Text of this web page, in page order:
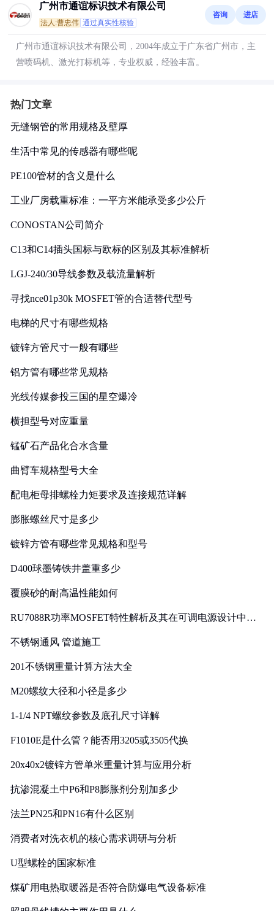
广州市通谊标识技术有限公司
法人:曹忠伟 通过真实性核验
咨询 进店
广州市通谊标识技术有限公司，2004年成立于广东省广州市，主
营喷码机、激光打标机等，专业权威，经验丰富。
热门文章
无缝钢管的常用规格及壁厚
生活中常见的传感器有哪些呢
PE100管材的含义是什么
工业厂房载重标准：一平方米能承受多少公斤
CONOSTAN公司简介
C13和C14插头国标与欧标的区别及其标准解析
LGJ-240/30导线参数及载流量解析
寻找nce01p30k MOSFET管的合适替代型号
电梯的尺寸有哪些规格
镀锌方管尺寸一般有哪些
铝方管有哪些常见规格
光线传媒参投三国的星空爆冷
横担型号对应重量
锰矿石产品化合水含量
曲臂车规格型号大全
配电柜母排螺栓力矩要求及连接规范详解
膨胀螺丝尺寸是多少
镀锌方管有哪些常见规格和型号
D400球墨铸铁井盖重多少
覆膜砂的耐高温性能如何
RU7088R功率MOSFET特性解析及其在可调电源设计中的
不锈钢通风 管道施工
201不锈钢重量计算方法大全
M20螺纹大径和小径是多少
1-1/4 NPT螺纹参数及底孔尺寸详解
F1010E是什么管？能否用3205或3505代换
20x40x2镀锌方管单米重量计算与应用分析
抗渗混凝土中P6和P8膨胀剂分别加多少
法兰PN25和PN16有什么区别
消费者对洗衣机的核心需求调研与分析
U型螺栓的国家标准
煤矿用电热取暖器是否符合防爆电气设备标准